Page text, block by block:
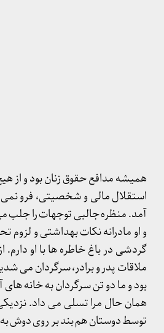
همیشه مدافع حقوق زنان بود و از
استقلال مالی و شخصیتی، فرو نمی
آمد. منظره جالبی توجهات را جلب
و او مادرانه نکات بهداشتی و
گردشی در باغ خاطره ها با او
ملاقات پدر و برادر، سرگردان می
بود و ما دو تن سرگردان به خانه
همان حال مرا تسلی می داد.
توسط دوستان هم بند بر روی دوش به